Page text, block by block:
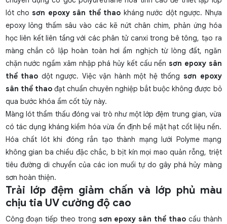
lót cho sơn epoxy sân thể thao kháng nước dột ngược. Nhựa
epoxy lỏng thấm sâu vào các kẽ nứt chân chim, phản ứng hóa
học liên kết liên tầng với các phân tử canxi trong bê tông, tạo ra
màng chắn cô lập hoàn toàn hơi ẩm nghịch từ lòng đất, ngăn
chặn nước ngầm xâm nhập phá hủy kết cấu nền sơn epoxy sân
thể thao dột ngược. Việc vận hành một hệ thống sơn epoxy
sân thể thaođạt chuẩn chuyên nghiệp bắt buộc không được bỏ
qua bước khóa ẩm cốt tủy này.
Màng lót thẩm thấu đóng vai trò như một lớp đệm trung gian, vừa
có tác dụng kháng kiềm hóa vừa ổn định bề mặt hạt cốt liệu nền.
Hóa chất lót khi đóng rắn tạo thành mạng lưới Polyme mạng
không gian ba chiều đặc chắc, b bịt kín mọi mao quản rỗng, triệt
tiêu đường di chuyển của các ion muối tự do gây phá hủy màng
sơn hoàn thiện.
Trải lớp đệm giảm chấn và lớp phủ màu
chịu tia UV cường độ cao
Công đoạn tiếp theo trong sơn epoxy sân thể thao cấu thành